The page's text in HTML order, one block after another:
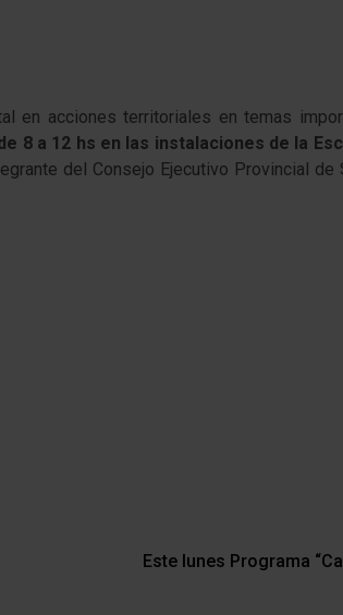
en acciones territoriales en temas
8 a 12 hs en las instalaciones de la
del Consejo Ejecutivo Provincial de
Este lunes Programa